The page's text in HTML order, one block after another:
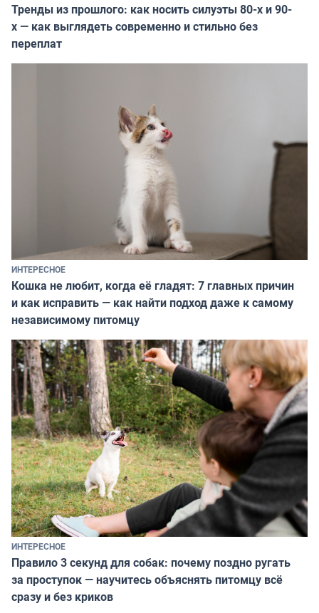
Тренды из прошлого: как носить силуэты 80-х и 90-
х — как выглядеть современно и стильно без
переплат
ИНТЕРЕСНОЕ
Кошка не любит, когда её гладят: 7 главных причин
и как исправить — как найти подход даже к самому
независимому питомцу
ИНТЕРЕСНОЕ
Правило 3 секунд для собак: почему поздно ругать
за проступок — научитесь объяснять питомцу всё
сразу и без криков